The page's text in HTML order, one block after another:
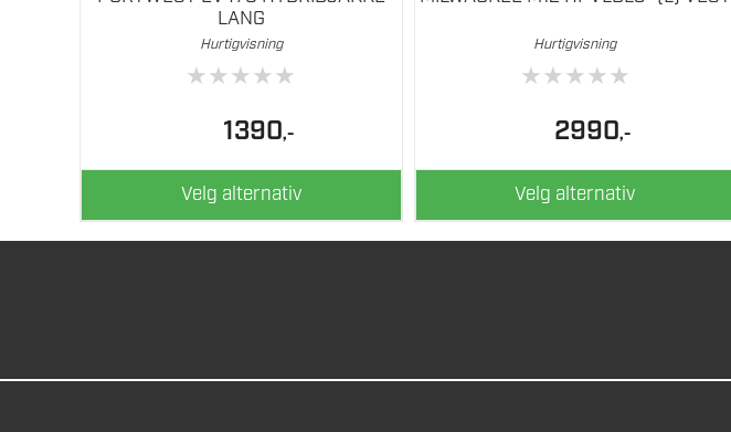
LANG
Hurtigvisning
★★★★★
1390,-
Velg alternativ
Hurtigvisning
★★★★★
2990,-
Velg alternativ